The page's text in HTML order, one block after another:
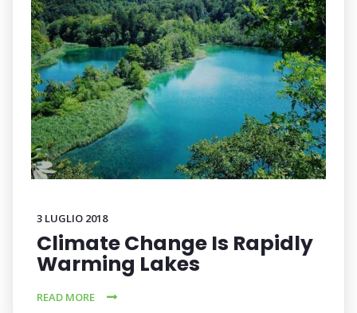
3 LUGLIO 2018
Climate Change Is Rapidly
Warming Lakes
READ MORE